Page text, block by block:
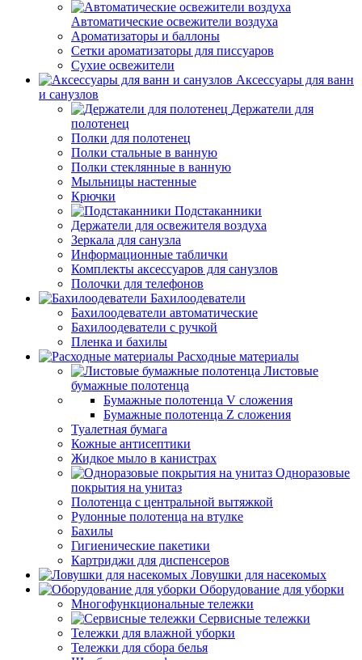
Автоматические освежители воздуха
Ароматизаторы и баллоны
Сетки ароматизаторы для писсуаров
Сухие освежители
Аксессуары для ванн
и санузлов
Держатели для
полотенец
Полки для полотенец
Полки стальные в ванную
Полки стеклянные в ванную
Мыльницы настенные
Крючки
Подстаканники
Держатели для освежителя воздуха
Зеркала для санузла
Информационные таблички
Комплекты аксессуаров для санузлов
Полочки для телефонов
Бахилоодеватели
Бахилоодеватели автоматические
Бахилоодеватели с ручкой
Пленка и бахилы
Расходные материалы
Листовые
бумажные полотенца
Бумажные полотенца V сложения
Бумажные полотенца Z сложения
Туалетная бумага
Кожные антисептики
Жидкое мыло в канистрах
Одноразовые
покрытия на унитаз
Полотенца с центральной вытяжкой
Рулонные полотенца на втулке
Бахилы
Гигиенические пакетики
Картриджи для диспенсеров
Ловушки для насекомых
Оборудование для уборки
Многофункциональные тележки
Сервисные тележки
Тележки для влажной уборки
Тележки для сбора белья